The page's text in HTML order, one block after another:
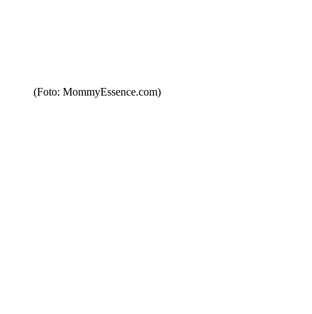
(Foto: MommyEssence.com)